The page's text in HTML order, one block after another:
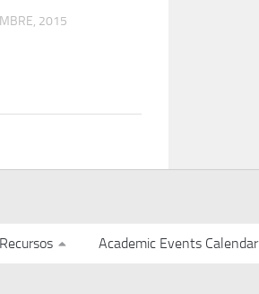
2015
Recursos Academic Events Calendar